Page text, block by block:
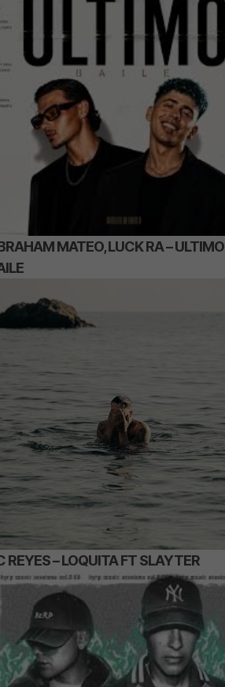
MATEO, LUCK RA – ULTIMO
REYES – LOQUITA FT SLAYTER